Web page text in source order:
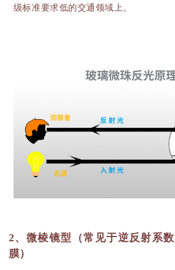
级标准要求低的交通领域上。
2、微棱镜型（常见于逆反射系
膜）